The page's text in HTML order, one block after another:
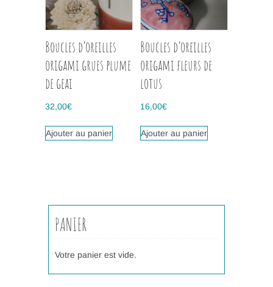
Boucles d’oreilles
origami grues plume
de geai
32,00€
Ajouter au panier
Boucles d’oreilles
origami fleurs de
lotus
16,00€
Ajouter au panier
PANIER
Votre panier est vide.